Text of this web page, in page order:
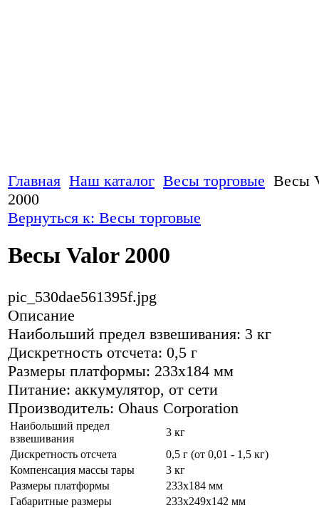
Главная Наш каталог Весы торговые Весы
2000
Вернуться к: Весы торговые
Весы Valor 2000
pic_530dae561395f.jpg
Описание
Наибольший предел взвешивания: 3 кг
Дискретность отсчета: 0,5 г
Размеры платформы: 233x184 мм
Питание: аккумулятор, от сети
Производитель: Ohaus Corporation
Наибольший предел
взвешивания
3 кг
Дискретность отсчета
0,5 г (от 0,01 - 1,5 кг)
Компенсация массы тары
3 кг
Размеры платформы
233x184 мм
Габаритные размеры
233x249x142 мм